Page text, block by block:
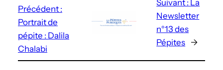
Précédent :
Portrait de
pépite : Dalila
Chalabi
Suivant : La
Newsletter
n°13 des
Pépites →